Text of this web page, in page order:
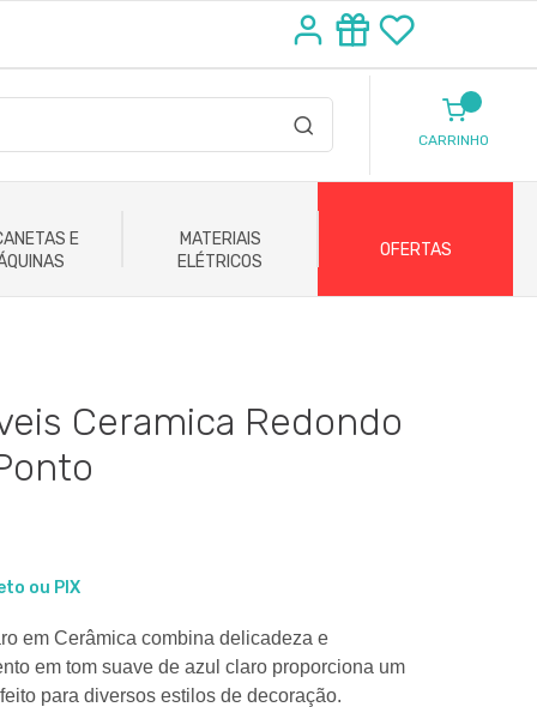
CARRINHO
E
MATERIAIS
ELÉTRICOS
OFERTAS
Ceramica Redondo
ou PIX
em Cerâmica combina delicadeza e
em tom suave de azul claro proporciona um
para diversos estilos de decoração.